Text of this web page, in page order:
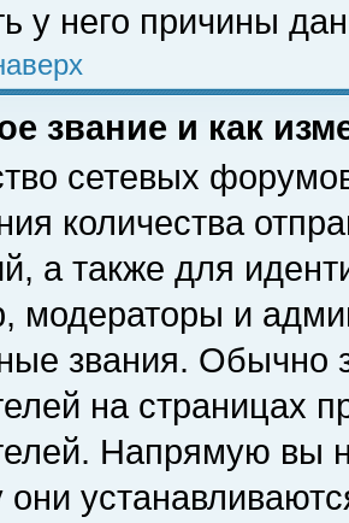
у него причины
звание и как
сетевых
количества
а также для
модераторы и
звания. Обычно
на страницах
Напрямую вы
они